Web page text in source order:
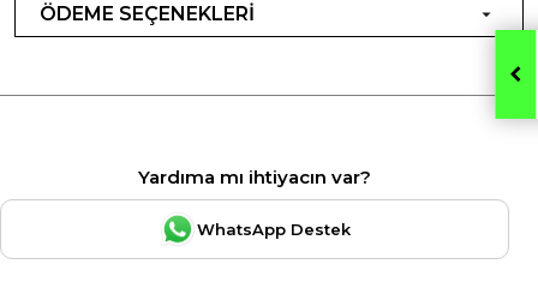
ÖDEME SEÇENEKLERİ
Yardıma mı ihtiyacın var?
WhatsApp Destek